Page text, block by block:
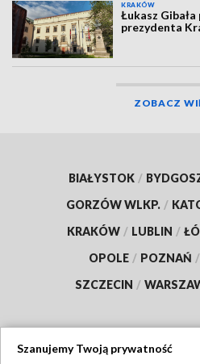
KRAKÓW
Łukasz
prezydenta
ZOBACZ
BIAŁYSTOK /
GORZÓW WLKP. /
KRAKÓW / LUBLIN /
OPOLE / POZNAŃ /
SZCZECIN /
Szanujemy Twoją prywatność